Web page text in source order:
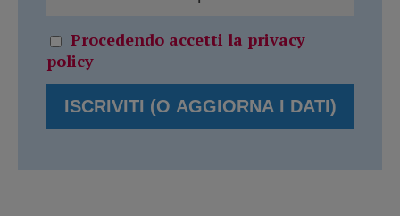
Procedendo accetti la privacy
policy